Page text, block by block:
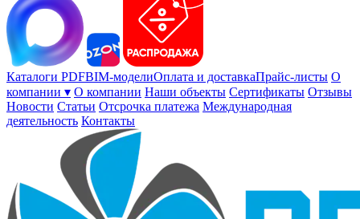
Каталоги PDFBIM-моделиОплата и доставкаПрайс-листы О
компании ▾ О компании Наши объекты Сертификаты Отзывы
Новости Статьи Отсрочка платежа Международная
деятельность Контакты